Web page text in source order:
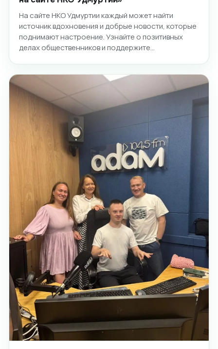
На сайте НКО Удмуртии каждый может найти
источник вдохновения и добрые новости, которые
поднимают настроение. Узнайте о позитивных
делах общественников и поддержите…